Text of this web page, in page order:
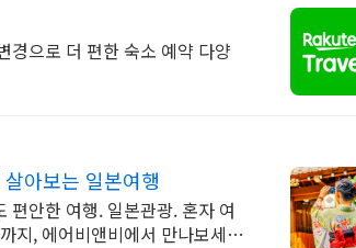
경으로 더 편한 숙소 예약 다양
아보는 일본여행
편안한 여행. 일본관광. 혼자 여
지, 에어비앤비에서 만나보세